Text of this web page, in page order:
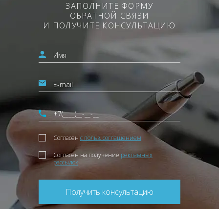
ЗАПОЛНИТЕ ФОРМУ
ОБРАТНОЙ СВЯЗИ
И ПОЛУЧИТЕ КОНСУЛЬТАЦИЮ
Согласен с польз. соглашением
Согласен на получение рекламных
рассылок
Получить консультацию